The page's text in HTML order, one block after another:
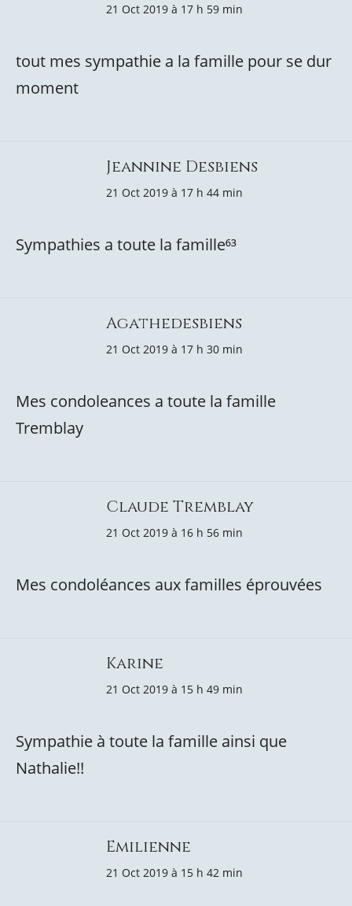
21 Oct 2019 à 17 h 59 min
tout mes sympathie a la famille pour se dur
moment
Jeannine Desbiens
21 Oct 2019 à 17 h 44 min
Sympathies a toute la famille⁶³
Agathedesbiens
21 Oct 2019 à 17 h 30 min
Mes condoleances a toute la famille
Tremblay
Claude Tremblay
21 Oct 2019 à 16 h 56 min
Mes condoléances aux familles éprouvées
Karine
21 Oct 2019 à 15 h 49 min
Sympathie à toute la famille ainsi que
Nathalie!!
Emilienne
21 Oct 2019 à 15 h 42 min